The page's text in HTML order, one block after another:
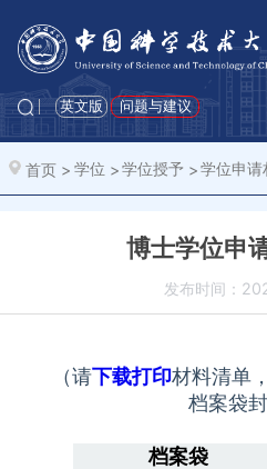
问题与建议
英文版
首页 > 学位 >学位授予 >学位申请
博士学位申
发布时间：
（请下载打印材料清单
档案袋封
档案袋